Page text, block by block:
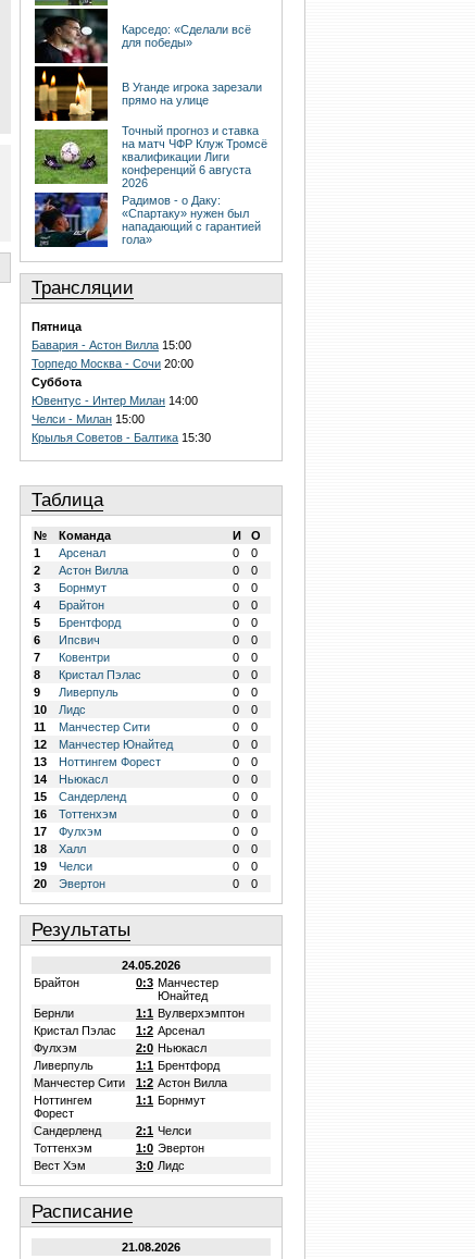
Карседо: «Сделали всё
для победы»
В Уганде игрока зарезали
прямо на улице
Точный прогноз и ставка
на матч ЧФР Клуж Тромсё
квалификации Лиги
конференций 6 августа
2026
Радимов - о Даку:
«Спартаку» нужен был
нападающий с гарантией
гола»
Трансляции
Пятница
Бавария - Астон Вилла 15:00
Торпедо Москва - Сочи 20:00
Суббота
Ювентус - Интер Милан 14:00
Челси - Милан 15:00
Крылья Советов - Балтика 15:30
Таблица
№ Команда И
О
1
Арсенал 0
0
2
Астон Вилла 0
0
3
Борнмут 0
0
4
Брайтон 0
0
5
Брентфорд 0
0
6
Ипсвич 0
0
7
Ковентри 0
0
8
Кристал Пэлас 0
0
9
Ливерпуль 0
0
10
Лидс 0
0
11
Манчестер Сити 0
0
12
Манчестер Юнайтед 0
0
13
Ноттингем Форест 0
0
14
Ньюкасл 0
0
15
Сандерленд 0
0
16
Тоттенхэм 0
0
17
Фулхэм 0
0
18
Халл 0
0
19
Челси 0
0
20
Эвертон 0 0
Результаты
24.05.2026
Брайтон
0:3 Манчестер
Юнайтед
Бернли
1:1 Вулверхэмптон
Кристал Пэлас
1:2 Арсенал
Фулхэм
2:0 Ньюкасл
Ливерпуль
1:1 Брентфорд
Манчестер Сити
1:2 Астон Вилла
Ноттингем
Форест
1:1 Борнмут
Сандерленд 2:1 Челси
Тоттенхэм
1:0 Эвертон
Вест Хэм
3:0 Лидс
Расписание
21.08.2026